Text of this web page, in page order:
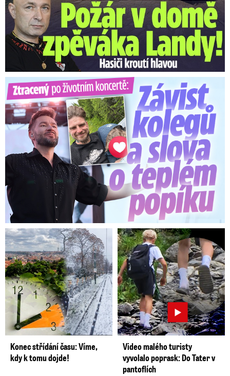
Ztracený po životním koncertě: Závist kolegů a teplý popík
Konec střídání času: Víme,
kdy k tomu dojde!
Video malého turisty
vyvolalo poprask: Do Tater v
pantoflích